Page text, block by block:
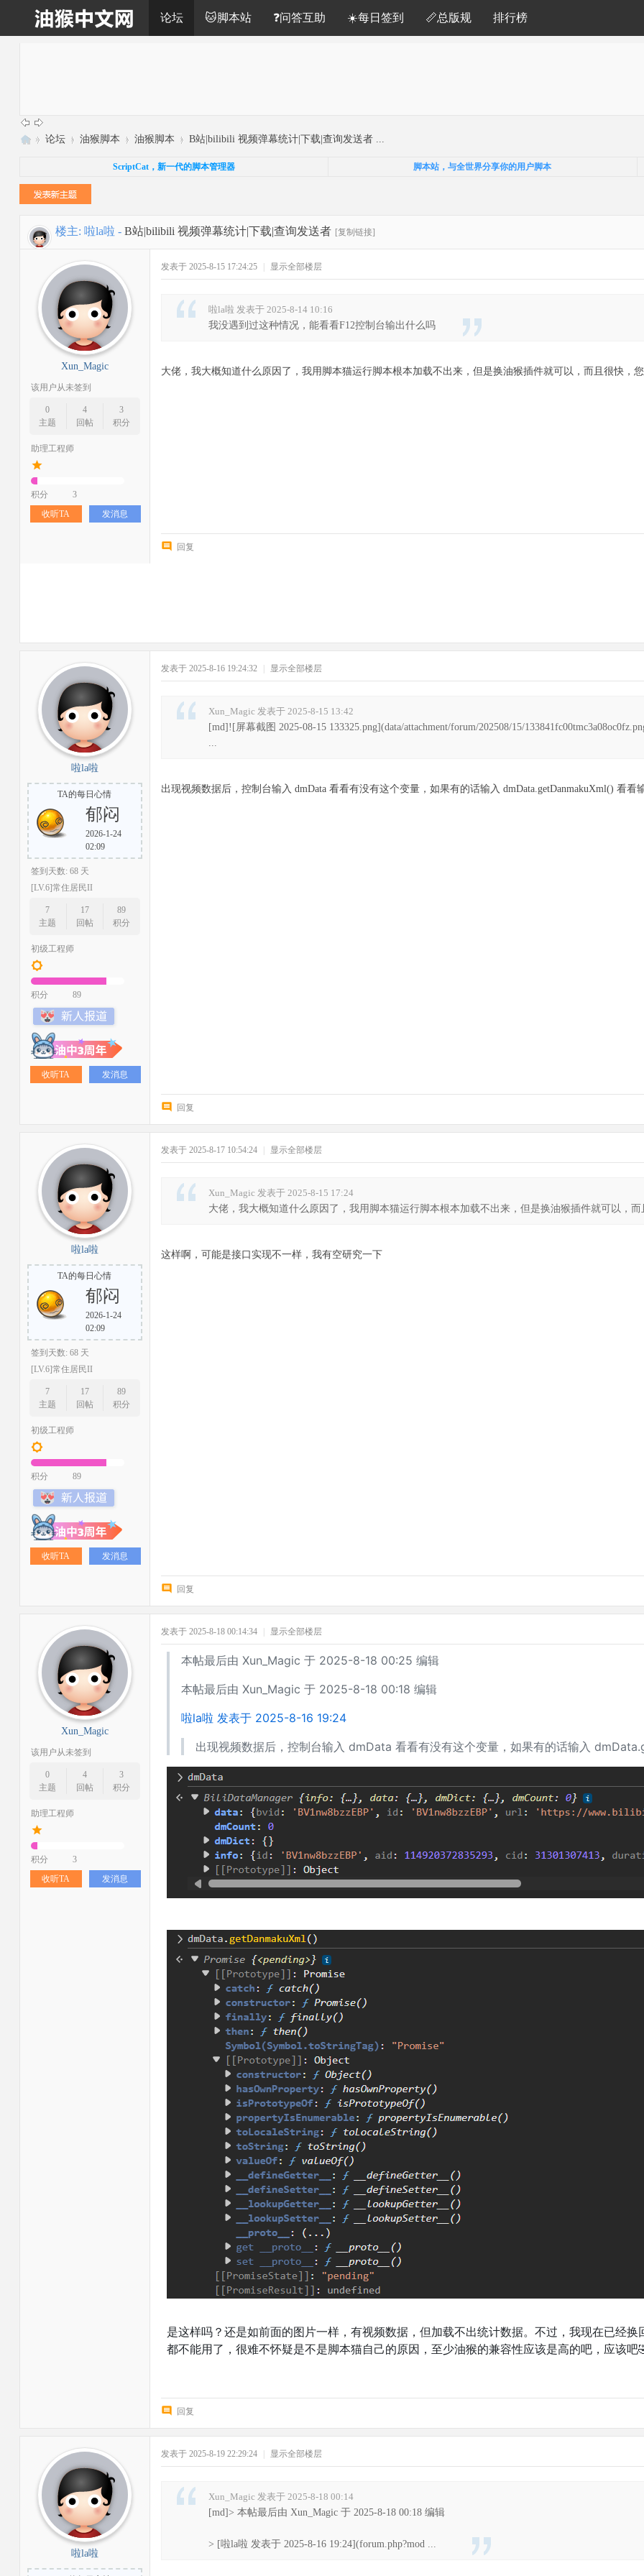
论坛 🐱脚本站 ❓问答互助 ☀️每日签到 📏总版规 排行榜
中
网
» 论坛 › 油猴脚本 › 油猴脚本 › B站|bilibili 视频弹幕统计|下载|查询发送者 ...
ScriptCat，新一代的脚本管理器 脚本站，与全世界分享你的用户脚本
楼主: 啦la啦 - B站|bilibili 视频弹幕统计|下载|查询发送者 [复制链接]
Xun_Magic
该用户从未签到
0
主题
4
回帖
3
积分
助理工程师
积分
3
收听TA
发消息
发表于 2025-8-15 17:24:25 显示全部楼层
啦la啦 发表于 2025-8-14 10:16
我没遇到过这种情况，能看看F12控制台输出什么吗
大佬，我大概知道什么原因了，我用脚本猫运行脚本根本加载不出来，但是换油猴插件就可以，而且很快，
回复
啦la啦
TA的每日心情
郁闷
2026-1-24
02:09
签到天数: 68 天
[LV.6]常住居民II
7
主题
17
回帖
89
积分
初级工程师
积分 89
收听TA 发消息
发表于 2025-8-16 19:24:32 显示全部楼层
Xun_Magic 发表于 2025-8-15 13:42
[md]![屏幕截图 2025-08-15 133325.png](data/attachment/forum/202508/15/
...
出现视频数据后，控制台输入 dmData 看看有没有这个变量，如果有的话输入 dmData.getDanmakuXml() 看看
回复
啦la啦
TA的每日心情
郁闷
2026-1-24
02:09
签到天数: 68 天
[LV.6]常住居民II
7
主题
17
回帖
89
积分
初级工程师
积分 89
收听TA 发消息
发表于 2025-8-17 10:54:24 显示全部楼层
Xun_Magic 发表于 2025-8-15 17:24
大佬，我大概知道什么原因了，我用脚本猫运行脚本根本加载不出来，但是换油猴插件就可以，
这样啊，可能是接口实现不一样，我有空研究一下
回复
Xun_Magic
该用户从未签到
0
主题
4
回帖
3
积分
助理工程师
积分
3
收听TA
发消息
发表于 2025-8-18 00:14:34 显示全部楼层
本帖最后由 Xun_Magic 于 2025-8-18 00:25 编辑
本帖最后由 Xun_Magic 于 2025-8-18 00:18 编辑
啦la啦 发表于 2025-8-16 19:24
出现视频数据后，控制台输入 dmData 看看有没有这个变量，如果有的话输入
是这样吗？还是如前面的图片一样，有视频数据，但加载不出统计数据。不过，我现在已经
都不能用了，很难不怀疑是不是脚本猫自己的原因，至少油猴的兼容性应该是高的吧，应该吧
回复
啦la啦
发表于 2025-8-19 22:29:24 显示全部楼层
Xun_Magic 发表于 2025-8-18 00:14
[md]> 本帖最后由 Xun_Magic 于 2025-8-18 00:18 编辑
> [啦la啦 发表于 2025-8-16 19:24](forum.php?mod ...